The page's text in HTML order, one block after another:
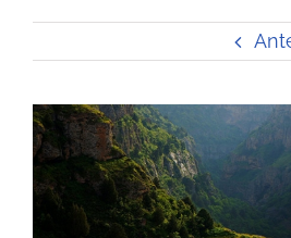
Ver
imagen
más
grande